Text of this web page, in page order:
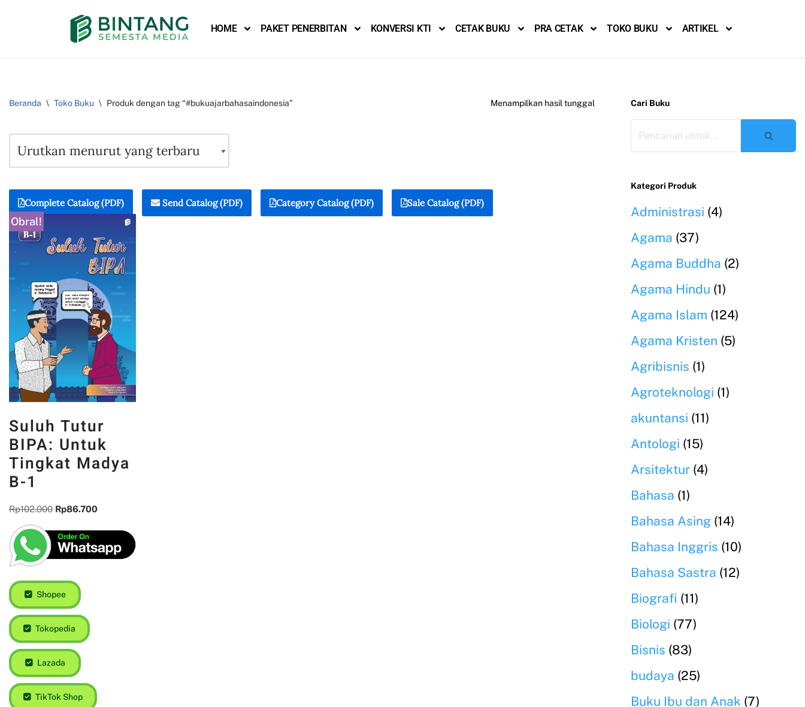
HOME PAKET PENERBITAN KONVERSI KTI CETAK BUKU PRA CETAK TOKO BUKU ARTIKEL
Beranda \ Toko Buku \ Produk dengan tag “#bukuajarbahasaindonesia” Menampilkan hasil tunggal
Complete Catalog (PDF) Send Catalog (PDF) Category Catalog (PDF) Sale Catalog (PDF)
Obral!
Suluh Tutur
BIPA: Untuk
Tingkat Madya
B-1
Rp102.000 Rp86.700
Shopee
Tokopedia
Lazada
TikTok Shop
Cari Buku
Kategori Produk
Administrasi (4)
Agama (37)
Agama Buddha (2)
Agama Hindu (1)
Agama Islam (124)
Agama Kristen (5)
Agribisnis (1)
Agroteknologi (1)
akuntansi (11)
Antologi (15)
Arsitektur (4)
Bahasa (1)
Bahasa Asing (14)
Bahasa Inggris (10)
Bahasa Sastra (12)
Biografi (11)
Biologi (77)
Bisnis (83)
budaya (25)
Buku Ibu dan Anak (7)